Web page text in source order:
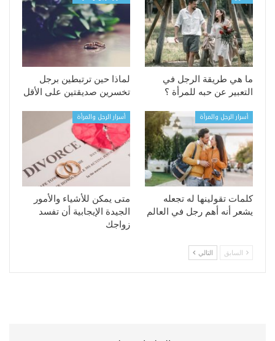
ما هي طريقة الرجل في
التعبير عن حبه للمرأة ؟
لماذا حين ترتبطين برجل
تخسرين صديقتين على الأقل
أسرار الرجل والمرأة
كلمات تقولينها له تجعله
يشعر أنه أهم رجل في العالم
أسرار الرجل والمرأة
متى يمكن للأشياء والأمور
الجيدة الإيجابية أن تفسد
زواجك
السابق التالي